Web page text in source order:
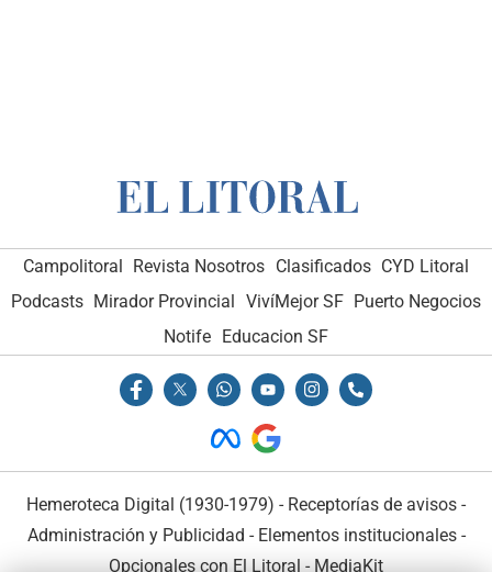
Campolitoral Revista Nosotros Clasificados CYD Litoral
Podcasts Mirador Provincial VivíMejor SF Puerto Negocios
Notife Educacion SF
Hemeroteca Digital (1930-1979) - Receptorías de avisos -
Administración y Publicidad - Elementos institucionales-
Opcionales con El Litoral - MediaKit